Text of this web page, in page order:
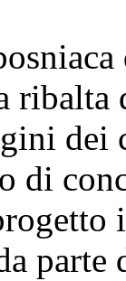
ribalta
dei
di
parte